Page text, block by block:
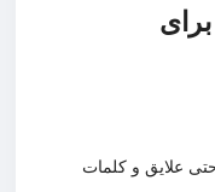
علایق و کلمات